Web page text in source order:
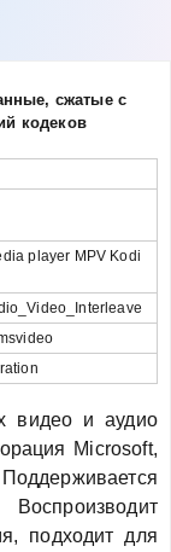
сжатые с
кодеков
player MPV Kodi
видео и аудио
Microsoft,
подходит для